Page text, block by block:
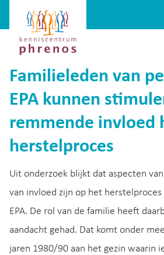
Kenniscentrum
Phrenos
website
Familieleden van
EPA kunnen
remmende invloed
herstelproces
Uit onderzoek blijkt dat aspecten
van invloed zijn op het
EPA. De rol van de familie heeft
aandacht gehad. Dat komt onder
jaren 1980/90 aan het gezin waarin